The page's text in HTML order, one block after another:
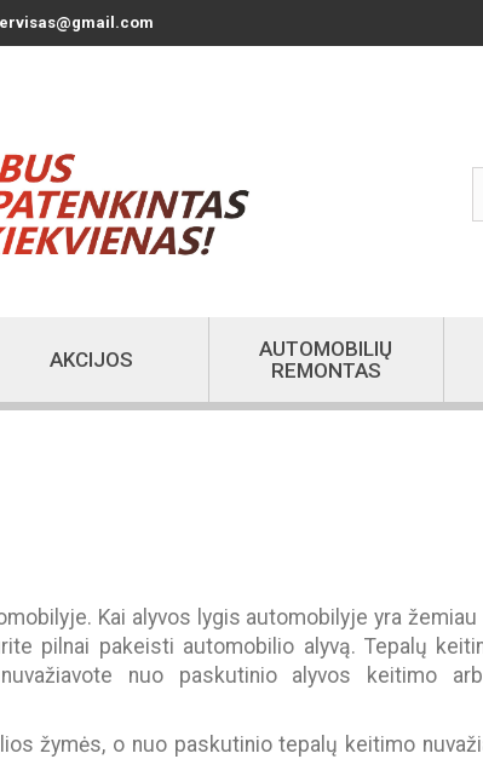
AKCIJOS
AUTOMOBILIŲ
REMONTAS
Kai alyvos lygis automobilyje yra
pilnai pakeisti automobilio alyvą. Tepalų
nuo paskutinio alyvos keitimo
žymės, o nuo paskutinio tepalų keitimo